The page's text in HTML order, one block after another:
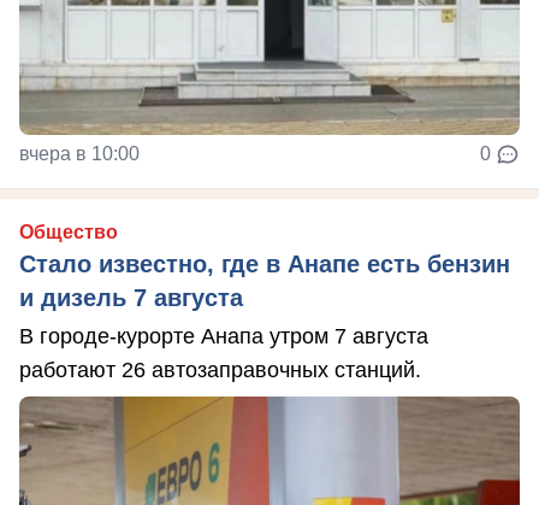
вчера в 10:00 0
Общество
Стало известно, где в Анапе есть бензин
и дизель 7 августа
В городе-курорте Анапа утром 7 августа
работают 26 автозаправочных станций.